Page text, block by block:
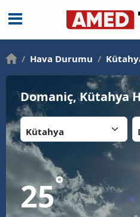
/ Hava Durumu /
Domaniç, Kütahya
25°